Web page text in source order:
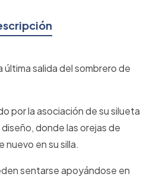
última salida del sombrero de
por la asociación de su silueta
donde las orejas de
en su silla.
sentarse apoyándose en